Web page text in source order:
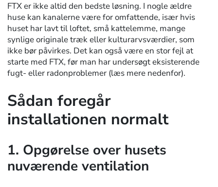
FTX er ikke altid den bedste løsning. I nogle ældre
huse kan kanalerne være for omfattende, især hvis
huset har lavt til loftet, små kattelemme, mange
synlige originale træk eller kulturarvsværdier, som
ikke bør påvirkes. Det kan også være en stor fejl at
starte med FTX, før man har undersøgt eksisterende
fugt- eller radonproblemer (læs mere nedenfor).
Sådan foregår
installationen normalt
1. Opgørelse over husets
nuværende ventilation